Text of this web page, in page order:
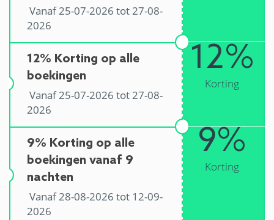
Vanaf 25-07-2026 tot 27-08-
2026
12% Korting op alle
boekingen
Vanaf 25-07-2026 tot 27-08-
2026
12%
Korting
9% Korting op alle
boekingen vanaf 9
nachten
Vanaf 28-08-2026 tot 12-09-
2026
9%
Korting